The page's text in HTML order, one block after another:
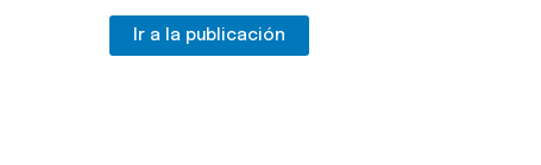
Ir a la publicación